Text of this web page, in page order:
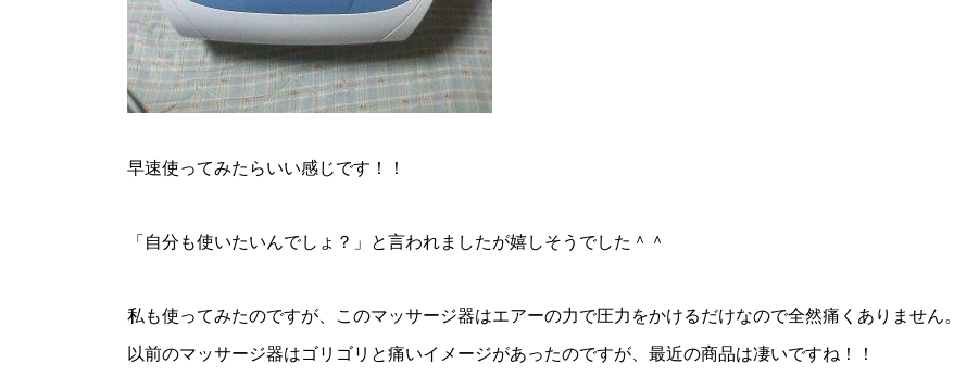
早速使ってみたらいい感じです！！
「自分も使いたいんでしょ？」と言われましたが嬉しそうでした＾＾
私も使ってみたのですが、このマッサージ器はエアーの力で圧力をかけるだけなので全然痛くありません。
以前のマッサージ器はゴリゴリと痛いイメージがあったのですが、最近の商品は凄いですね！！